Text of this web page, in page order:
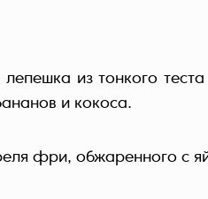
из тонкого
и кокоса.
фри, обжаренного с